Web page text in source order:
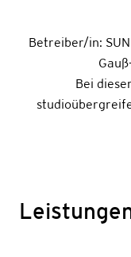
Betreiber/in:
Bei